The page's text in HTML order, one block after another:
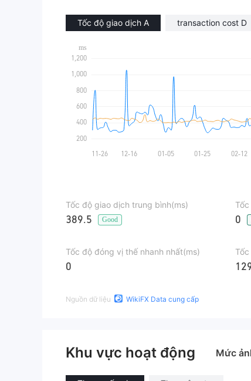
Tốc độ giao dịch A transaction cost D
Tốc độ giao dịch trung bình(ms)
389.5 Good 0
Tốc độ đóng vị thế nhanh nhất(ms)
0
Nguồn dữ liệu WikiFX Data cung cấp
Khu vực hoạt động Mức